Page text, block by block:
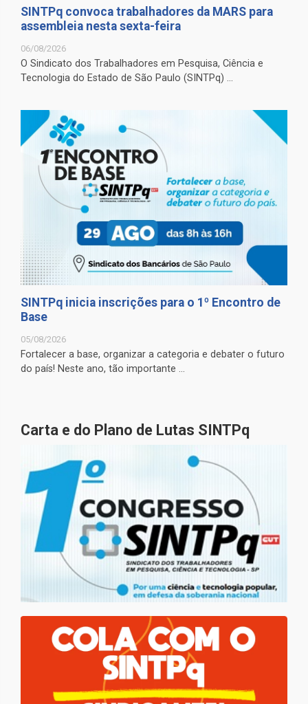
SINTPq convoca trabalhadores da MARS para
assembleia nesta sexta-feira
06/08/2026
O Sindicato dos Trabalhadores em Pesquisa, Ciência e
Tecnologia do Estado de São Paulo (SINTPq) ...
SINTPq inicia inscrições para o 1º Encontro de
Base
05/08/2026
Fortalecer a base, organizar a categoria e debater o futuro
do país! Neste ano, tão importante ...
Carta e do Plano de Lutas SINTPq